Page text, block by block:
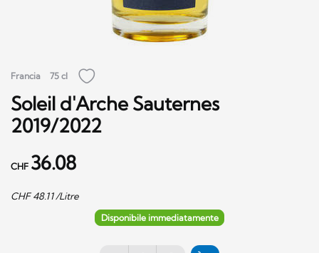
Francia 75 cl
Soleil d'Arche Sauternes
2019/2022
CHF 36.08
CHF48.11/Litre
Disponibile immediatamente